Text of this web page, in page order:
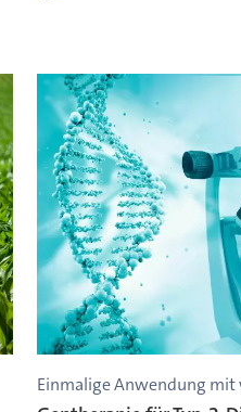
Einmalige Anwendung